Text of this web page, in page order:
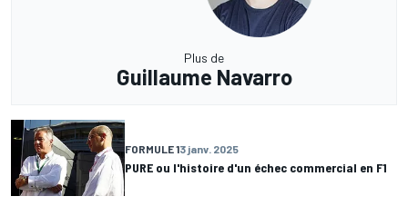
Plus de
Guillaume Navarro
FORMULE 13 janv. 2025
PURE ou l'histoire d'un échec commercial en F1